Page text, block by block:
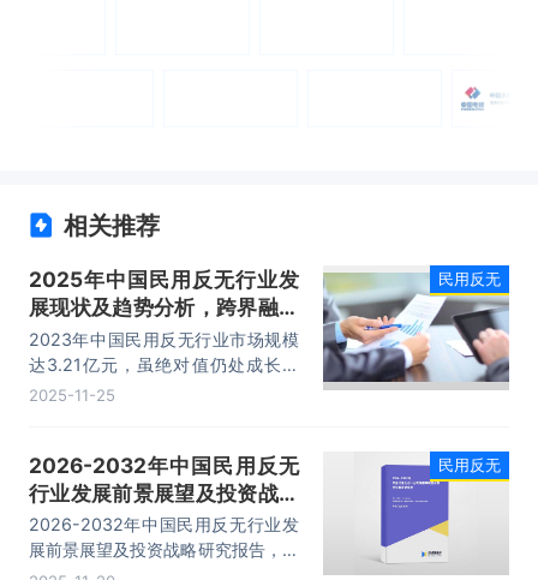
相关推荐
2025年中国民用反无行业发
展现状及趋势分析，跨界融合
深化，全链条生态成型「图」
2023年中国民用反无行业市场规模
达3.21亿元，虽绝对值仍处成长阶
段，但已呈现显著增长态势。
2025-11-25
民用反无
2026-2032年中国民用反无
行业发展前景展望及投资战略
研究报告
2026-2032年中国民用反无行业发
展前景展望及投资战略研究报告，主
要包括行业下游市场剖析、竞争格局
民用反无